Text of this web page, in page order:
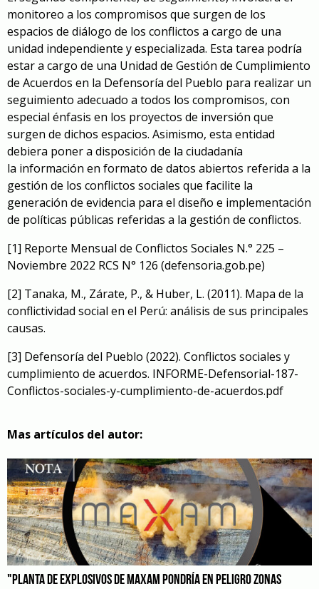
monitoreo a los compromisos que surgen de los
espacios de diálogo de los conflictos a cargo de una
unidad independiente y especializada. Esta tarea podría
estar a cargo de una Unidad de Gestión de Cumplimiento
de Acuerdos en la Defensoría del Pueblo para realizar un
seguimiento adecuado a todos los compromisos, con
especial énfasis en los proyectos de inversión que
surgen de dichos espacios. Asimismo, esta entidad
debiera poner a disposición de la ciudadanía
la información en formato de datos abiertos referida a la
gestión de los conflictos sociales que facilite la
generación de evidencia para el diseño e implementación
de políticas públicas referidas a la gestión de conflictos.
[1] Reporte Mensual de Conflictos Sociales N.° 225 –
Noviembre 2022 RCS N° 126 (defensoria.gob.pe)
[2] Tanaka, M., Zárate, P., & Huber, L. (2011). Mapa de la
conflictividad social en el Perú: análisis de sus principales
causas.
[3] Defensoría del Pueblo (2022). Conflictos sociales y
cumplimiento de acuerdos. INFORME-Defensorial-187-
Conflictos-sociales-y-cumplimiento-de-acuerdos.pdf
Mas artículos del autor:
"PLANTA DE EXPLOSIVOS DE MAXAM PONDRÍA EN PELIGRO ZONAS